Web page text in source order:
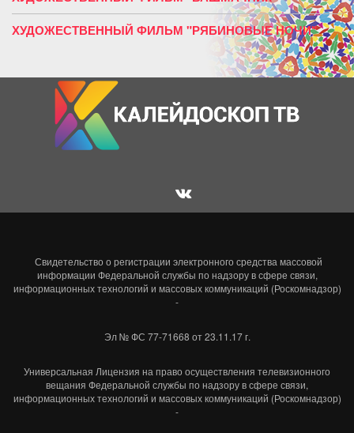
ХУДОЖЕСТВЕННЫЙ ФИЛЬМ "РЯБИНОВЫЕ НОЧИ"
Свидетельство о регистрации электронного средства массовой
информации Федеральной службы по надзору в сфере связи,
информационных технологий и массовых коммуникаций (Роскомнадзор)
-
Эл № ФС 77-71668 от 23.11.17 г.
Универсальная Лицензия на право осуществления телевизионного
вещания Федеральной службы по надзору в сфере связи,
информационных технологий и массовых коммуникаций (Роскомнадзор)
-